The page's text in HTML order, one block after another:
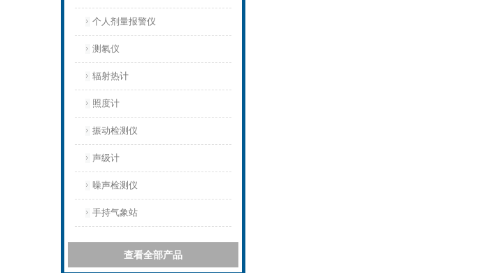
个人剂量报警仪
测氡仪
辐射热计
照度计
振动检测仪
声级计
噪声检测仪
手持气象站
查看全部产品